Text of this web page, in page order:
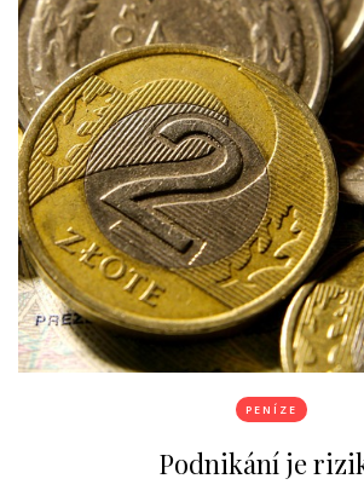
PENÍZE
Podnikání je